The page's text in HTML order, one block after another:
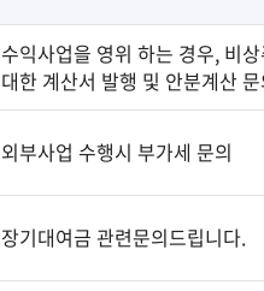
수익사업을 영위 하는 경우, 비
대한 계산서 발행 및 안분계산 문
외부사업 수행시 부가세 문의
장기대여금 관련문의드립니다.